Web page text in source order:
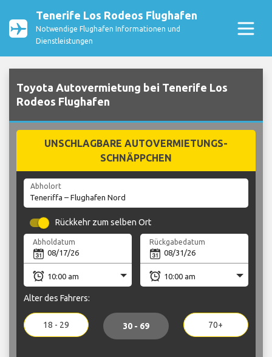
Tenerife Los Rodeos Flughafen
Notwendige Flughafen Informationen und
Dienstleistungen
Toyota Autovermietung bei Tenerife Los
Rodeos Flughafen
UNSCHLAGBARE AUTOVERMIETUNGS-
SCHNÄPPCHEN
Abholort
Rückkehr zum selben Ort
Abholdatum Rückgabedatum
Alter des Fahrers:
18 - 29 30 - 69 70+